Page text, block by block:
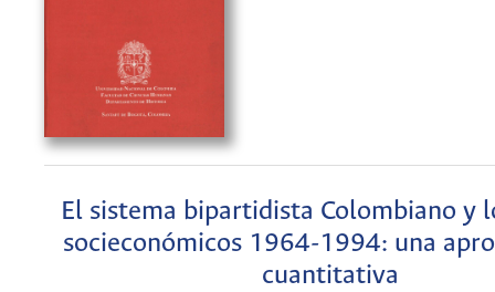
El sistema bipartidista Colombiano y
socieconómicos 1964-1994: una
cuantitativa